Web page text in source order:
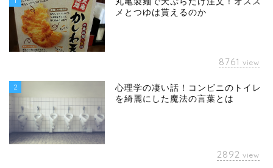
メとつゆは貰えるのか
8761 view
2
心理学の凄い話！コンビニのトイレ
を綺麗にした魔法の言葉とは
2892 view